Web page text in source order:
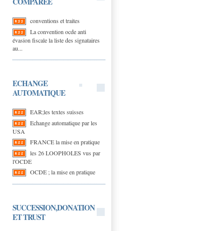
conventions et traites
La convention ocde anti
évasion fiscale la liste des signataires
au...
ECHANGE
AUTOMATIQUE
EAR;les textes suisses
Echange automatique par les
USA
FRANCE la mise en pratique
les 26 LOOPHOLES vus par
l'OCDE
OCDE ; la mise en pratique
SUCCESSION,DONATION
ET TRUST